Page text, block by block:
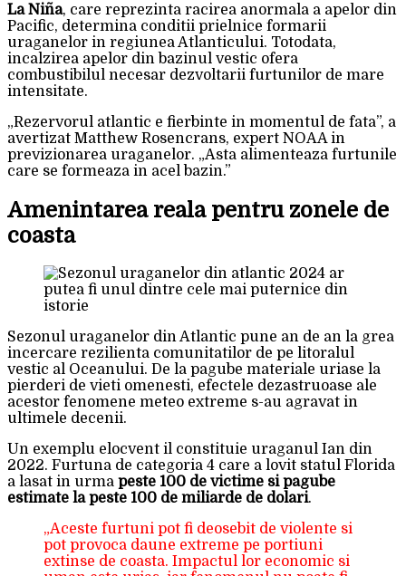
La Niña, care reprezinta racirea anormala a apelor din
Pacific, determina conditii prielnice formarii
uraganelor in regiunea Atlanticului. Totodata,
incalzirea apelor din bazinul vestic ofera
combustibilul necesar dezvoltarii furtunilor de mare
intensitate.
„Rezervorul atlantic e fierbinte in momentul de fata”, a
avertizat Matthew Rosencrans, expert NOAA in
previzionarea uraganelor. „Asta alimenteaza furtunile
care se formeaza in acel bazin.”
Amenintarea reala pentru zonele de
coasta
Sezonul uraganelor din Atlantic pune an de an la grea
incercare rezilienta comunitatilor de pe litoralul
vestic al Oceanului. De la pagube materiale uriase la
pierderi de vieti omenesti, efectele dezastruoase ale
acestor fenomene meteo extreme s-au agravat in
ultimele decenii.
Un exemplu elocvent il constituie uraganul Ian din
2022. Furtuna de categoria 4 care a lovit statul Florida
a lasat in urma peste 100 de victime si pagube
estimate la peste 100 de miliarde de dolari.
„Aceste furtuni pot fi deosebit de violente si
pot provoca daune extreme pe portiuni
extinse de coasta. Impactul lor economic si